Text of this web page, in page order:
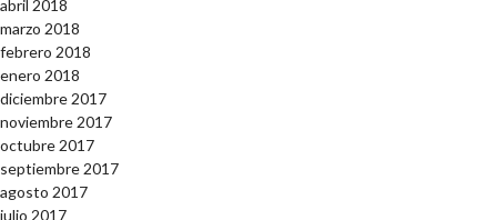
abril 2018
marzo 2018
febrero 2018
enero 2018
diciembre 2017
noviembre 2017
octubre 2017
septiembre 2017
agosto 2017
julio 2017